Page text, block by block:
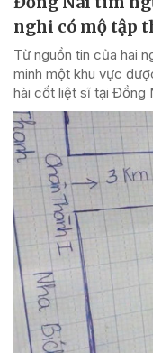
nghi có mộ tập
Từ nguồn tin của hai
minh một khu vực
hài cốt liệt sĩ tại Đồng